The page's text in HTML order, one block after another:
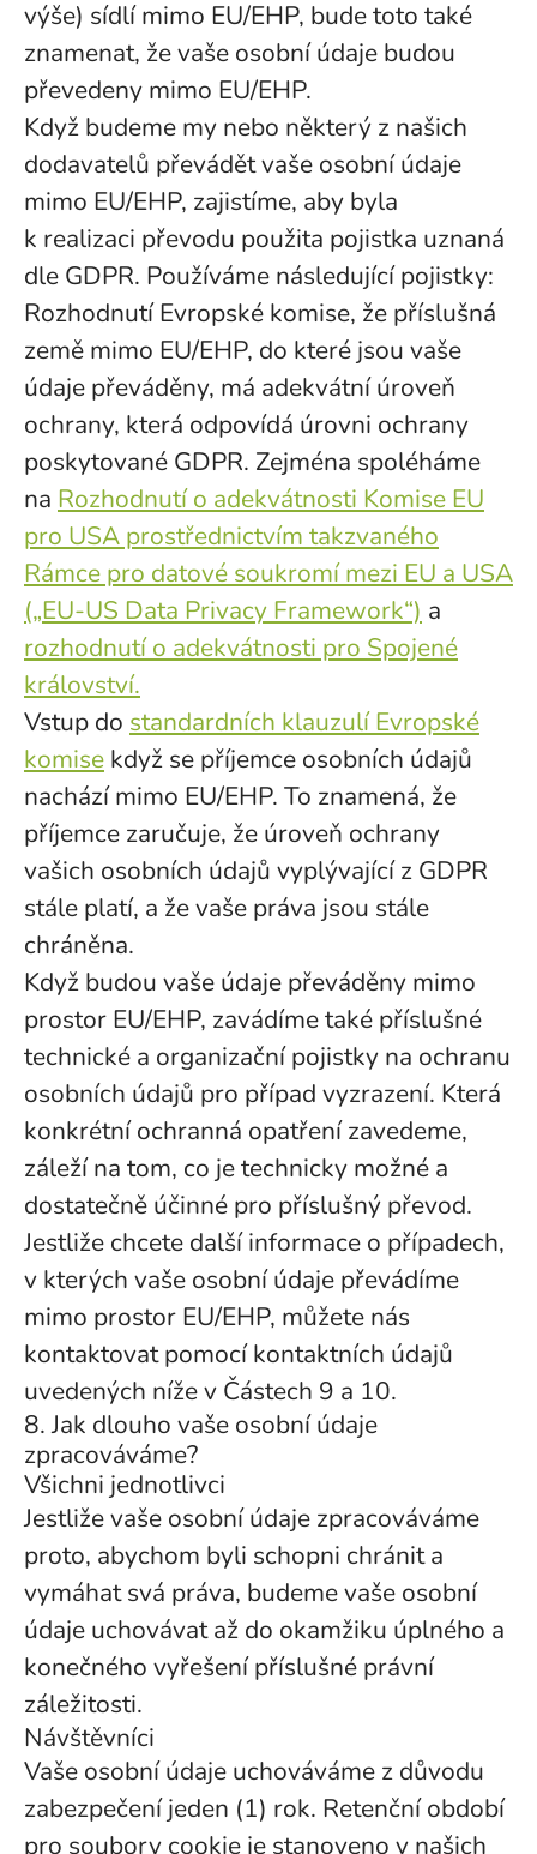
výše) sídlí mimo EU/EHP, bude toto také
znamenat, že vaše osobní údaje budou
převedeny mimo EU/EHP.
Když budeme my nebo některý z našich
dodavatelů převádět vaše osobní údaje
mimo EU/EHP, zajistíme, aby byla
k realizaci převodu použita pojistka uznaná
dle GDPR. Používáme následující pojistky:
Rozhodnutí Evropské komise, že příslušná
země mimo EU/EHP, do které jsou vaše
údaje převáděny, má adekvátní úroveň
ochrany, která odpovídá úrovni ochrany
poskytované GDPR. Zejména spoléháme
na Rozhodnutí o adekvátnosti Komise EU
pro USA prostřednictvím takzvaného
Rámce pro datové soukromí mezi EU a USA
(„EU-US Data Privacy Framework“) a
rozhodnutí o adekvátnosti pro Spojené
království.
Vstup do standardních klauzulí Evropské
komise když se příjemce osobních údajů
nachází mimo EU/EHP. To znamená, že
příjemce zaručuje, že úroveň ochrany
vašich osobních údajů vyplývající z GDPR
stále platí, a že vaše práva jsou stále
chráněna.
Když budou vaše údaje převáděny mimo
prostor EU/EHP, zavádíme také příslušné
technické a organizační pojistky na ochranu
osobních údajů pro případ vyzrazení. Která
konkrétní ochranná opatření zavedeme,
záleží na tom, co je technicky možné a
dostatečně účinné pro příslušný převod.
Jestliže chcete další informace o případech,
v kterých vaše osobní údaje převádíme
mimo prostor EU/EHP, můžete nás
kontaktovat pomocí kontaktních údajů
uvedených níže v Částech 9 a 10.
8. Jak dlouho vaše osobní údaje
zpracováváme?
Všichni jednotlivci
Jestliže vaše osobní údaje zpracováváme
proto, abychom byli schopni chránit a
vymáhat svá práva, budeme vaše osobní
údaje uchovávat až do okamžiku úplného a
konečného vyřešení příslušné právní
záležitosti.
Návštěvníci
Vaše osobní údaje uchováváme z důvodu
zabezpečení jeden (1) rok. Retenční období
pro soubory cookie je stanoveno v našich